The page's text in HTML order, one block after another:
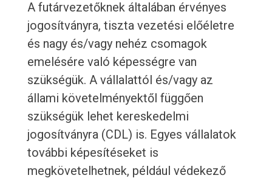
A futárvezetőknek általában érvényes
jogosítványra, tiszta vezetési előéletre
és nagy és/vagy nehéz csomagok
emelésére való képességre van
szükségük. A vállalattól és/vagy az
állami követelményektől függően
szükségük lehet kereskedelmi
jogosítványra (CDL) is. Egyes vállalatok
további képesítéseket is
megkövetelhetnek, például védekező